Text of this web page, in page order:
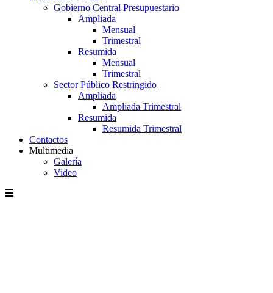
Gobierno Central Presupuestario
Ampliada
Mensual
Trimestral
Resumida
Mensual
Trimestral
Sector Público Restringido
Ampliada
Ampliada Trimestral
Resumida
Resumida Trimestral
Contactos
Multimedia
Galería
Video